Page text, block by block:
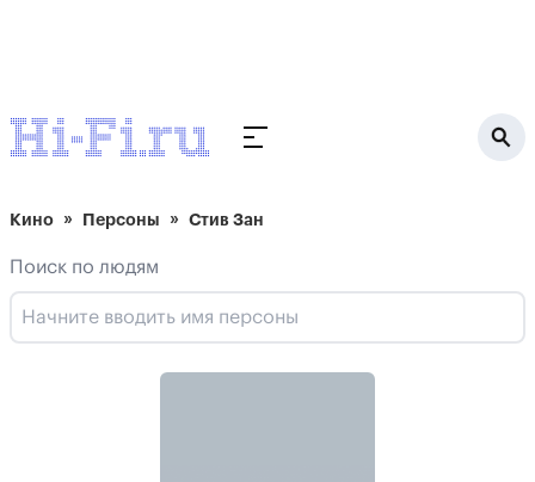
Кино Персоны Стив Зан
Поиск по людям